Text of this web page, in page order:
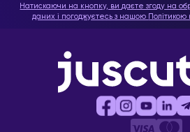
Натискаючи на кнопку, ви даєте згоду на
даних і погоджуєтесь з нашою Політикою